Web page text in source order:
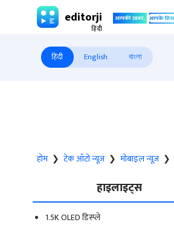
editorji
हिंदी English বাংলা
होम ❯ टेक ऑटो न्यूज़ ❯ मोबाइल न्यूज़ ❯
हाइलाइट्स
1.5K OLED डिस्प्ले